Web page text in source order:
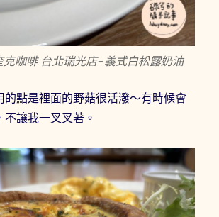
克咖啡 台北瑞光店-義式白松露奶油
的點是裡面的野菇很活潑～有時候會
不讓我一叉叉著。